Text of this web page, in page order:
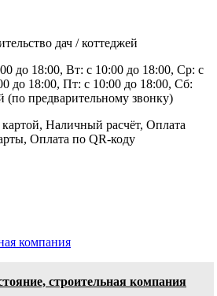
дач / коттеджей
до 18:00, Вт: с 10:00 до 18:00, Ср: с
до 18:00, Пт: с 10:00 до 18:00, Сб:
предварительному звонку)
Наличный расчёт, Оплата
Оплата по QR-коду
компания
строительная компания